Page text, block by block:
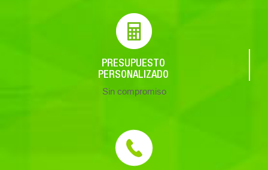
PRESUPUESTO
PERSONALIZADO
Sin compromiso